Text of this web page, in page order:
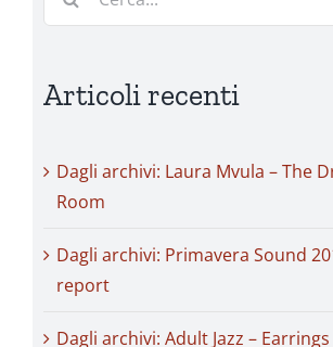
Articoli recenti
Dagli archivi: Laura Mvula – The
Room
Dagli archivi: Primavera Sound
report
Dagli archivi: Adult Jazz –